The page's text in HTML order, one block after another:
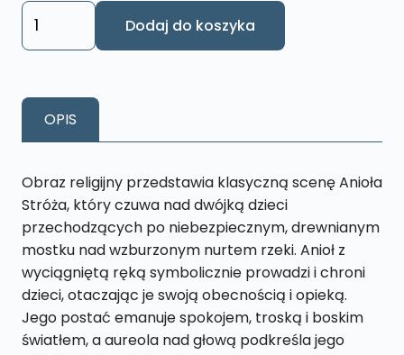
ilość
Obraz
–
Obraz
Modlitwą
L73
26
x
43
cm
Dodaj do koszyka
OPIS
Obraz religijny przedstawia klasyczną scenę Anioła
Stróża, który czuwa nad dwójką dzieci
przechodzących po niebezpiecznym, drewnianym
mostku nad wzburzonym nurtem rzeki. Anioł z
wyciągniętą ręką symbolicznie prowadzi i chroni
dzieci, otaczając je swoją obecnością i opieką.
Jego postać emanuje spokojem, troską i boskim
światłem, a aureola nad głową podkreśla jego